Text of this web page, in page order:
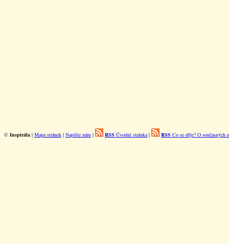
© Inspirála | Mapa stránek | Napište nám | RSS Úvodní stránka| RSS Co se děje? O současných